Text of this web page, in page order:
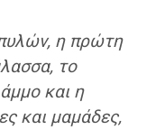
η πρώτη
το
και η
και μαμάδες,